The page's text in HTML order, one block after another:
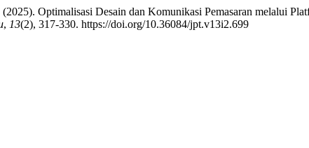
Optimalisasi Desain dan Komunikasi Pemasaran melalui
, 13(2), 317-330. https://doi.org/10.36084/jpt.v13i2.699